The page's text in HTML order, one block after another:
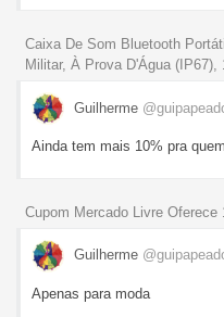
Caixa De Som Bluetooth
Militar, À Prova D'Água (IP67),
Guilherme
Ainda tem mais 10% pra
Cupom Mercado Livre
Guilherme
Apenas para moda